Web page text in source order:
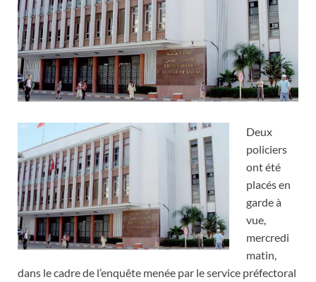
Deux
policiers
ont été
placés en
garde à
vue,
mercredi
matin,
dans le cadre de l’enquête menée par le service préfectoral